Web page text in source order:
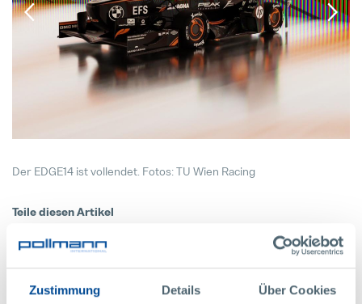
Zustimmung Details Über Cookies
Der EDGE14 ist vollendet. Fotos: TU Wien Racing
Teile diesen Artikel